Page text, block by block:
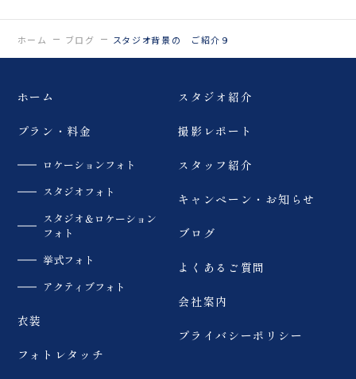
ホーム ブログ スタジオ背景の ご紹介９
ホーム
プラン・料金
ロケーションフォト
スタジオフォト
スタジオ＆ロケーション
フォト
挙式フォト
アクティブフォト
衣装
フォトレタッチ
スタジオ紹介
撮影レポート
スタッフ紹介
キャンペーン・お知らせ
ブログ
よくあるご質問
会社案内
プライバシーポリシー